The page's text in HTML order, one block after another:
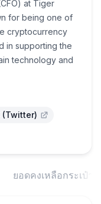
at Tiger
for being one of
cryptocurrency
in supporting the
technology and
(Twitter)
ยอดคงเหลือกระเป๋าเ